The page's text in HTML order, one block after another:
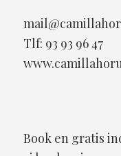
Tlf: 93 93 96 47
Book en gratis